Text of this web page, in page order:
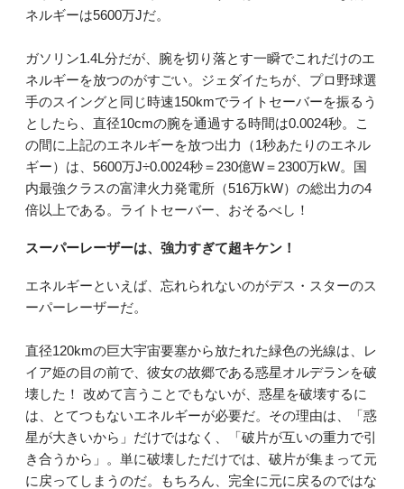
ネルギーは5600万Jだ。
ガソリン1.4L分だが、腕を切り落とす一瞬でこれだけのエ
ネルギーを放つのがすごい。ジェダイたちが、プロ野球選
手のスイングと同じ時速150kmでライトセーバーを振るう
としたら、直径10cmの腕を通過する時間は0.0024秒。こ
の間に上記のエネルギーを放つ出力（1秒あたりのエネル
ギー）は、5600万J÷0.0024秒＝230億W＝2300万kW。国
内最強クラスの富津火力発電所（516万kW）の総出力の4
倍以上である。ライトセーバー、おそるべし！
スーパーレーザーは、強力すぎて超キケン！
エネルギーといえば、忘れられないのがデス・スターのス
ーパーレーザーだ。
直径120kmの巨大宇宙要塞から放たれた緑色の光線は、レ
イア姫の目の前で、彼女の故郷である惑星オルデランを破
壊した！ 改めて言うことでもないが、惑星を破壊するに
は、とてつもないエネルギーが必要だ。その理由は、「惑
星が大きいから」だけではなく、「破片が互いの重力で引
き合うから」。単に破壊しただけでは、破片が集まって元
に戻ってしまうのだ。もちろん、完全に元に戻るのではな